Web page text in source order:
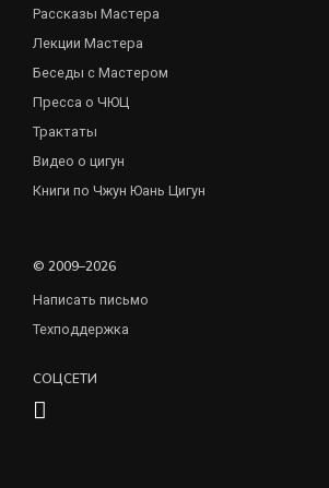
Рассказы Мастера
Лекции Мастера
Беседы с Мастером
Пресса о ЧЮЦ
Трактаты
Видео о цигун
Книги по Чжун Юань Цигун
© 2009–2026
Написать письмо
Техподдержка
СОЦСЕТИ